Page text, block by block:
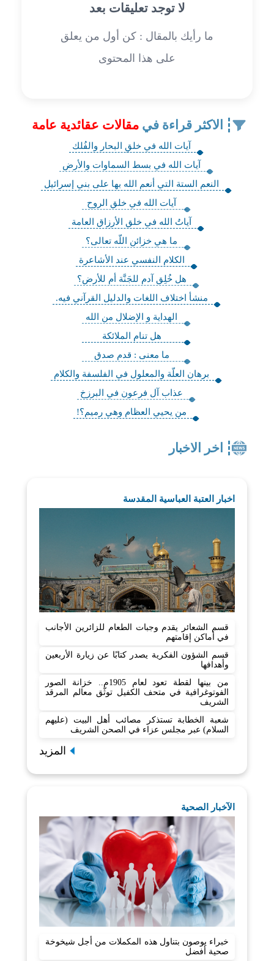
لا توجد تعليقات بعد
ما رأيك بالمقال : كن أول من يعلق
على هذا المحتوى
الاكثر قراءة في مقالات عقائدية عامة
آيات الله في خلقِ البحار والفُلك‏
آيات الله في بسط السماوات والأرض‏
النعم الستة التي أنعم الله بها على بني إسرائيل
آيات الله في خلق الروح‏
آياتُ الله في خلق الأرزاق العامة
ما هي خزائن اللّه تعالى؟
الكلام النفسي عند الأشاعرة
هل خُلِق آدم للجَنَّة أم للأرض؟
منشأ اختلاف اللغات‏ والدليل القرآني فيه.
الهداية و الإضلال من الله
هل تنام الملائكة
ما معنى : قدم صدق
برهان العلّة والمعلول في الفلسفة والكلام‏
عذاب آل فرعون في البرزخ
من يحيي العظام وهي رميم؟!
اخر الاخبار
اخبار العتبة العباسية المقدسة
قسم الشعائر يقدم وجبات الطعام للزائرين الأجانب
في أماكن إقامتهم
قسم الشؤون الفكرية يصدر كتابًا عن زيارة الأربعين
وأهدافها
من بينها لقطة تعود لعام 1905م.. خزانة الصور
الفوتوغرافية في متحف الكفيل توثّق معالم المرقد
الشريف
شعبة الخطابة تستذكر مصائب أهل البيت (عليهم
السلام) عبر مجلس عزاء في الصحن الشريف
المزيد
الآخبار الصحية
خبراء يوصون بتناول هذه المكملات من أجل شيخوخة
صحية أفضل